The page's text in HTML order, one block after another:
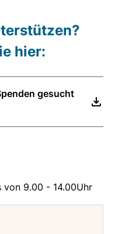
hier:
gesucht
von 9.00 - 14.00Uhr